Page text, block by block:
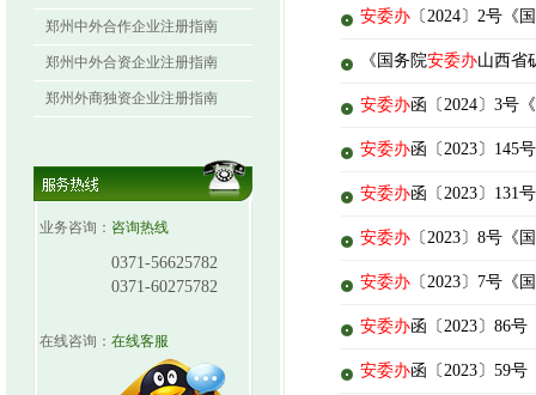
郑州中外合作企业注册指南
郑州中外合资企业注册指南
郑州外商独资企业注册指南
业务咨询： 咨询热线
0371-56625782
0371-60275782
在线咨询： 在线客服
安委办 〔2024〕2号《
《国务院安委办山西省
安委办函〔2024〕3号
安委办函〔2023〕145
安委办函〔2023〕131
安委办 〔2023〕8号《
安委办 〔2023〕7号
安委办函〔2023〕86
安委办函〔2023〕59